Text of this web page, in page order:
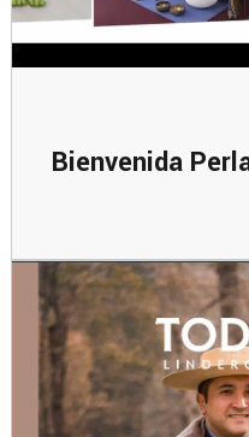
Bienvenida